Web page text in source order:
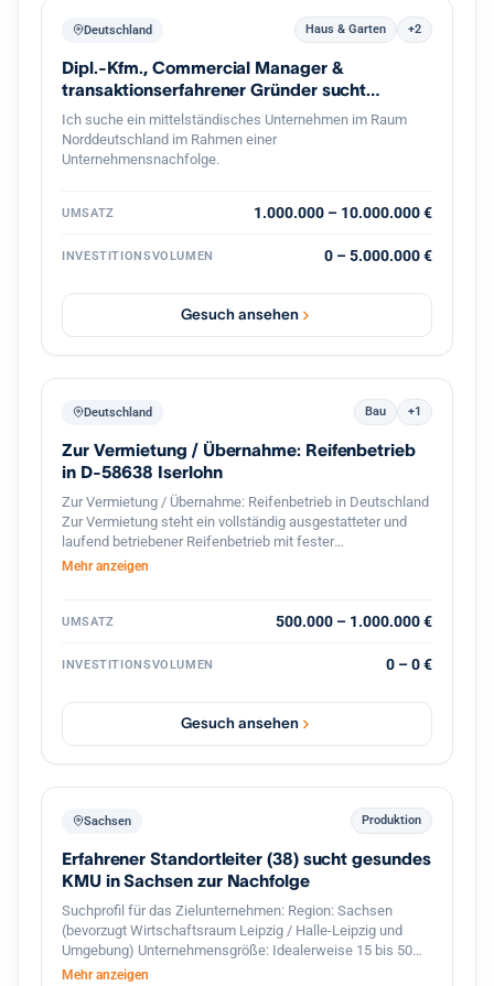
Deutschland Haus & Garten +2
Dipl.-Kfm., Commercial Manager &
transaktionserfahrener Gründer sucht
Nachfolge
Ich suche ein mittelständisches Unternehmen im Raum
Norddeutschland im Rahmen einer
Unternehmensnachfolge.
UMSATZ 1.000.000 – 10.000.000 €
INVESTITIONSVOLUMEN 0 – 5.000.000 €
Gesuch ansehen
Deutschland Bau +1
Zur Vermietung / Übernahme: Reifenbetrieb
in D-58638 Iserlohn
Zur Vermietung / Übernahme: Reifenbetrieb in Deutschland
Zur Vermietung steht ein vollständig ausgestatteter und
laufend betriebener Reifenbetrieb mit fester
Kundenstruktur und etabliertem Geschäftsbetrieb. Der
ist komplett ausgestattet und sofort betriebsbereit.
Reifenmontage und Service aller Fahrzeugtypen(LKWs
auch Lkw problemlos einfahren können Hebebühnen und
professionelles Equipment für Fahrzeuge Bestehender
Kundenstamm und laufender Geschäftsbetrieb Gute Lage
sowie Zugang zum bestehenden Kundenstamm angeboten,
um einen reibungslosen Übergang und stabile Umsätze
sicherzustellen. Der Betrieb eignet sich ideal für Fachkräfte
oder Unternehmer im Reifen- und Kfz-Servicebereich, die
Mehr anzeigen
UMSATZ 500.000 – 1.000.000 €
INVESTITIONSVOLUMEN 0 – 0 €
Gesuch ansehen
Sachsen Produktion
Erfahrener Standortleiter (38) sucht gesundes
KMU in Sachsen zur Nachfolge
Suchprofil für das Zielunternehmen: Region: Sachsen
(bevorzugt Wirtschaftsraum Leipzig / Halle-Leipzig und
Umgebung) Unternehmensgröße: Idealerweise 15 bis 50
Mitarbeiter mit einer funktionierenden zweiten
Mehr anzeigen